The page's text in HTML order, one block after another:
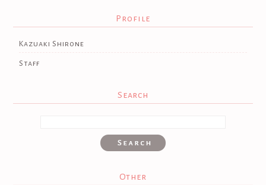
Profile
Kazuaki Shirone
Staff
Search
Other